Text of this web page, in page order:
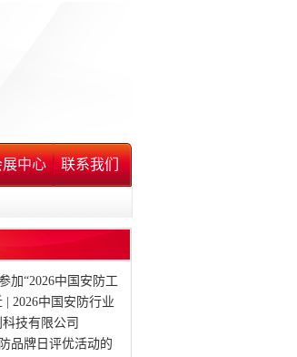
展中心 联系我们
加“2026中国安防工
会”(长沙站)的通知
| 2026中国安防行业
技有限公司
品牌日评优活动的